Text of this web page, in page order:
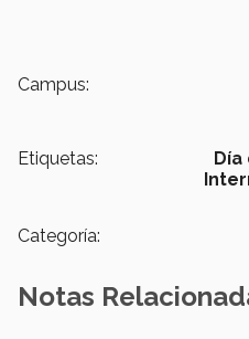
Campus:
Etiquetas: Día
Categoría:
Notas